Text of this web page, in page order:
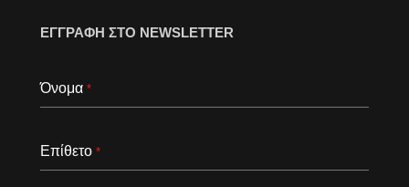
ΕΓΓΡΑΦΗ ΣΤΟ NEWSLETTER
Όνομα *
Επίθετο *